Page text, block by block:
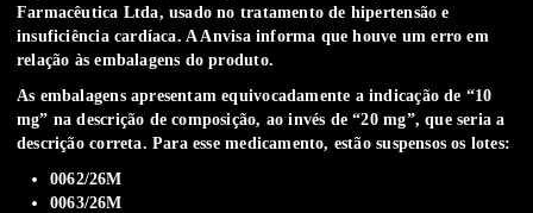
Farmacêutica Ltda, usado no tratamento de hipertensão e
insuficiência cardíaca. A Anvisa informa que houve um erro em
relação às embalagens do produto.
As embalagens apresentam equivocadamente a indicação de “10
mg” na descrição de composição, ao invés de “20 mg”, que seria a
descrição correta. Para esse medicamento, estão suspensos os lotes:
0062/26M
0063/26M